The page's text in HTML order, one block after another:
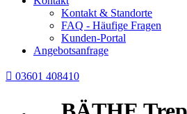
Kontakt & Standorte
FAQ - Häufige Fragen
Kunden-Portal
Angebotsanfrage
 03601 408410